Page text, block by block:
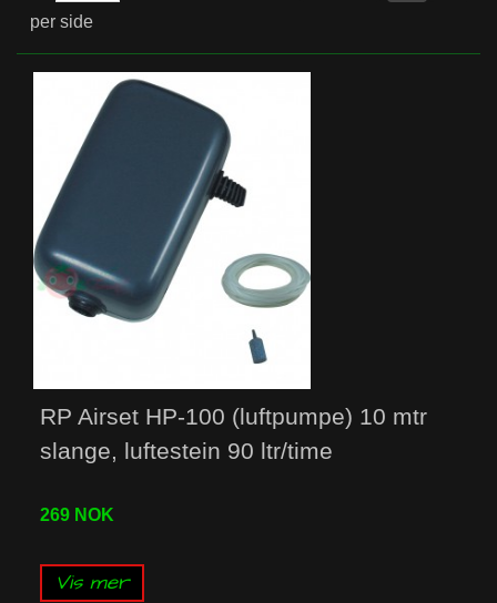
per side
RP Airset HP-100 (luftpumpe) 10 mtr
slange, luftestein 90 ltr/time
269 NOK
Vis mer